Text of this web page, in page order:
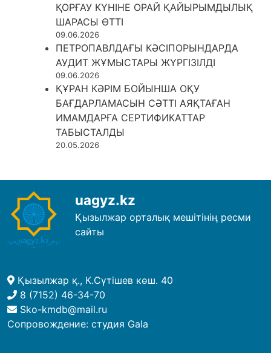
ҚОРҒАУ КҮНІНЕ ОРАЙ ҚАЙЫРЫМДЫЛЫҚ
ШАРАСЫ ӨТТІ
09.06.2026
ПЕТРОПАВЛДАҒЫ КӘСІПОРЫНДАРДА
АУДИТ ЖҰМЫСТАРЫ ЖҮРГІЗІЛДІ
09.06.2026
ҚҰРАН КӘРІМ БОЙЫНША ОҚУ
БАҒДАРЛАМАСЫН СӘТТІ АЯҚТАҒАН
ИМАМДАРҒА СЕРТИФИКАТТАР
ТАБЫСТАЛДЫ
20.05.2026
uagyz.kz
Қызылжар орталық мешітінің ресми
сайты
Қызылжар қ., К.Сүтішев көш. 40
8 (7152) 46-34-70
Sko-kmdb@mail.ru
Сопровождение: студия Gala